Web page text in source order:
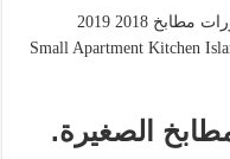
الصغيرة.